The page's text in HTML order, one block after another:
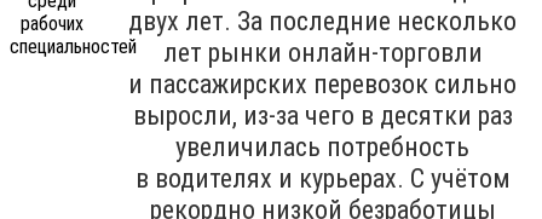
двух лет. За последние несколько
лет рынки онлайн-торговли
и пассажирских перевозок сильно
выросли, из-за чего в десятки раз
увеличилась потребность
в водителях и курьерах. С учётом
рекордно низкой безработицы